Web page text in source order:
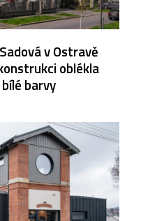
v Ostravě
oblékla
barvy